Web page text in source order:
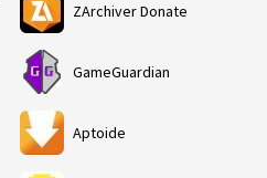
ZArchiver Donate
GameGuardian
Aptoide